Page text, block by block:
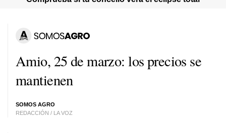
Amio, 25 de marzo: los precios se
mantienen
SOMOS AGRO
REDACCIÓN / LA VOZ